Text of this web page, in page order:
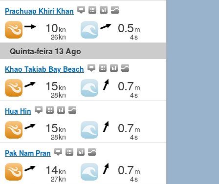
Prachuap Khiri Khan
10kn
26kn
0.5m
4s
Quinta-feira 13 Ago
Khao Takiab Bay Beach
15kn
28kn
0.7m
4s
Hua Hin
15kn
28kn
0.7m
4s
Pak Nam Pran
14kn
27kn
0.7m
4s